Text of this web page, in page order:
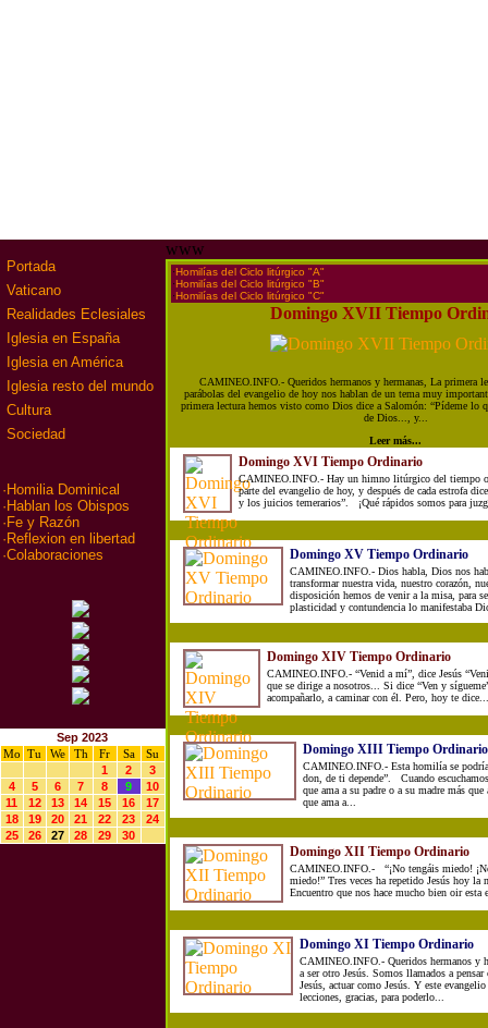
Portada
Vaticano
Realidades Eclesiales
Iglesia en España
Iglesia en América
Iglesia resto del mundo
Cultura
Sociedad
· Homilia Dominical
· Hablan los Obispos
· Fe y Razón
· Reflexion en libertad
·Colaboraciones
Sep 2023
Mo
Tu We Th Fr Sa
Su
1
2
3
4
5 6 7 8 9
10
11
12 13 14 15 16
17
18
19 20 21 22 23
24
25
26 27 28 29 30
www
·Homilías del Ciclo litúrgico "A"
·Homilías del Ciclo litúrgico "B"
·Homilías del Ciclo litúrgico "C"
Domingo XVII Tiempo
CAMINEO.INFO.- Queridos hermanos y hermanas, La primera
parábolas del evangelio de hoy nos hablan de un tema muy
primera lectura hemos visto como Dios dice a Salomón: “Pídeme lo
de Dios..., y...
Leer más...
Domingo XVI Tiempo Ordinario
CAMINEO.INFO.- Hay un himno litúrgico del tiempo
parte del evangelio de hoy, y después de cada estrofa
y los juicios temerarios”. ¡Qué rápidos somos para
Domingo XV Tiempo Ordinario
CAMINEO.INFO.- Dios habla, Dios nos
transformar nuestra vida, nuestro corazón,
disposición hemos de venir a la misa, para
plasticidad y contundencia lo manifestaba
Domingo XIV Tiempo Ordinario
CAMINEO.INFO.- “Venid a mí”, dice Jesús
que se dirige a nosotros... Si dice “Ven y
acompañarlo, a caminar con él. Pero, hoy te dice...
Domingo XIII Tiempo Ordinario
CAMINEO.INFO.- Esta homilía se
don, de ti depende”. Cuando
que ama a su padre o a su madre más
que ama a...
Domingo XII Tiempo Ordinario
CAMINEO.INFO.- “¡No tengáis miedo!
miedo!” Tres veces ha repetido Jesús hoy
Encuentro que nos hace mucho bien oir esta
Domingo XI Tiempo Ordinario
CAMINEO.INFO.- Queridos hermanos y
a ser otro Jesús. Somos llamados a
Jesús, actuar como Jesús. Y este
lecciones, gracias, para poderlo...